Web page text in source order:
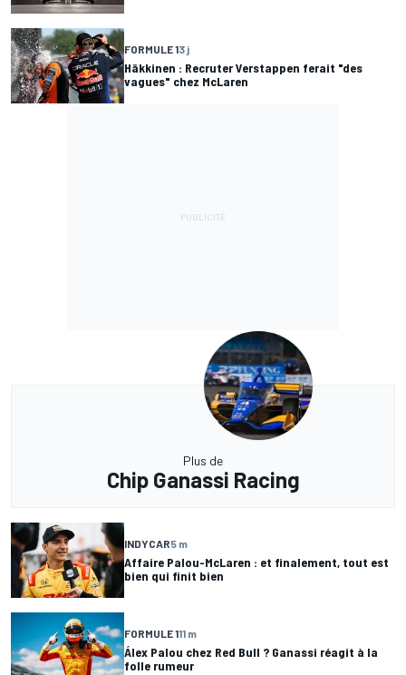
FORMULE 13 j
Häkkinen : Recruter Verstappen ferait "des
vagues" chez McLaren
Plus de
Chip Ganassi Racing
INDYCAR5 m
Affaire Palou-McLaren : et finalement, tout est
bien qui finit bien
FORMULE 111 m
Álex Palou chez Red Bull ? Ganassi réagit à la
folle rumeur